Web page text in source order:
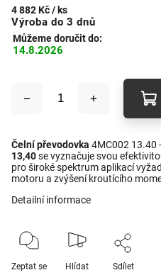
4 882 Kč/ ks
Výroba do 3 dnů
Můžeme doručit do:
14.8.2026
Čelní převodovka 4MC002 13.40
13,40se vyznačuje svou
pro široké spektrum aplikací
motoru a zvýšení kroutícího
Detailní informace
Zeptat se Hlídat Sdílet